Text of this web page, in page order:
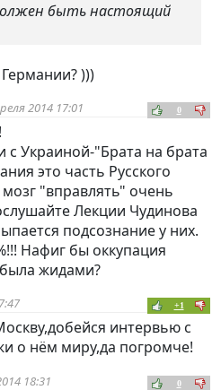
быть настоящий
)))
2014 17:01 0
с Украиной-"Брата на брата
это часть Русского
"вправлять" очень
Лекции Чудинова
подсознание у них.
Нафиг бы оккупация
жидами?
+1
интервью с
о нём миру,да погромче!
18:31 0